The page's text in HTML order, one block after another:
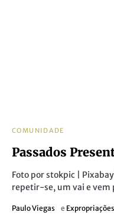
COMUNIDADE
Passados
Foto por stokpic |
repetir-se, um vai e
Paulo Viegas e